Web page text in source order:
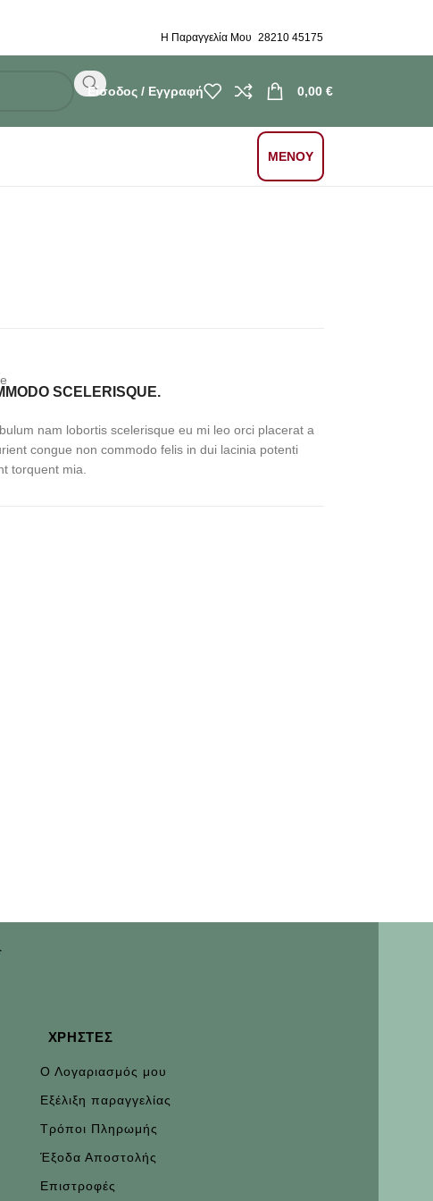
Η Παραγγελία Μου 28210 45175
Είσοδος / Εγγραφή 0,00 €
ΜΕΝΟΥ
SCELERISQUE.
nam lobortis scelerisque eu mi leo orci placerat a
congue non commodo felis in dui lacinia potenti
torquent mia.
ΧΡΉΣΤΕΣ
Ο Λογαριασμός μου
Εξέλιξη παραγγελίας
Τρόποι Πληρωμής
Έξοδα Αποστολής
Επιστροφές